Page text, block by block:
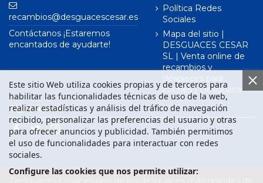
recambios@desguacescesar.es
Contáctanos ¡Estaremos
encantados de ayudarte!
Política Redes
Sociales
Mapa del sitio |
DESGUACES CESAR
SL | Venta online de
recambios y
despieces para
coches | Desguace
Este sitio Web utiliza cookies propias y de terceros para
habilitar las funcionalidades técnicas de uso de la web,
realizar estadísticas y análisis del tráfico de navegación
recibido, personalizar las preferencias del usuario y otras
para ofrecer anuncios y publicidad. También permitimos
el uso de funcionalidades para interactuar con redes
sociales.
Configure las cookies que nos permite utilizar:
Síguenos en